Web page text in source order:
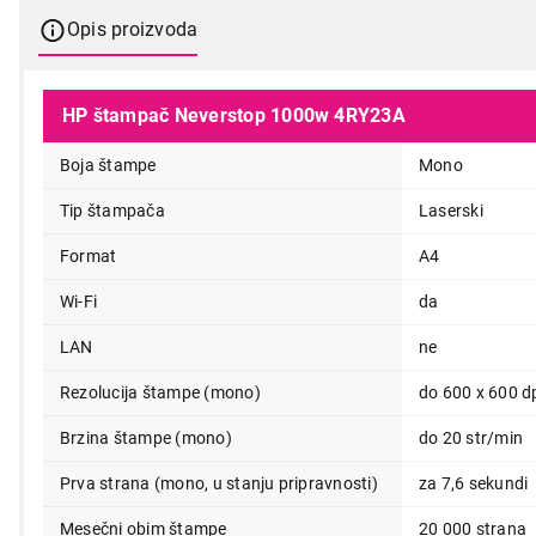
Opis proizvoda
HP štampač Neverstop 1000w 4RY23A
Boja štampe Mono
Tip štampača Laserski
Format A4
Wi-Fi da
LAN ne
Rezolucija štampe (mono) do 600 x 600
Brzina štampe (mono) do 20 str/min
Prva strana (mono, u stanju pripravnosti) za 7,6 sekundi
Mesečni obim štampe 20 000 strana